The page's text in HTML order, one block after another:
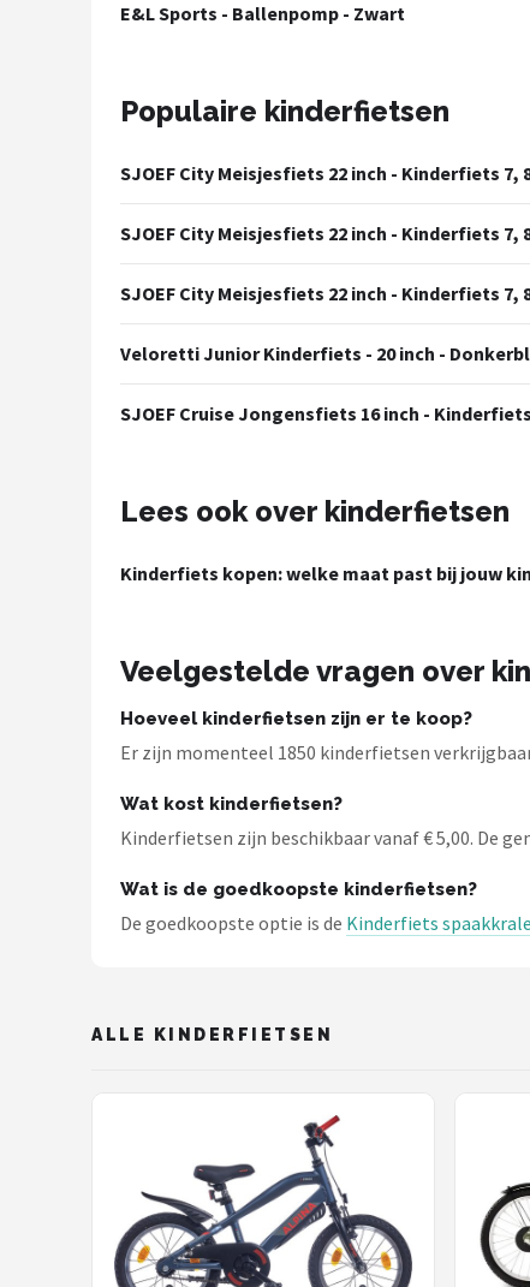
E&L Sports - Ballenpomp - Zwart
Populaire kinderfietsen
SJOEF City Meisjesfiets 22 inch - Kinderfiets
SJOEF City Meisjesfiets 22 inch - Kinderfiets
SJOEF City Meisjesfiets 22 inch - Kinderfiets
Veloretti Junior Kinderfiets - 20 inch -
SJOEF Cruise Jongensfiets 16 inch -
Lees ook over kinderfietsen
Kinderfiets kopen: welke maat past bij jouw
Veelgestelde vragen over
Hoeveel kinderfietsen zijn er te koop?
Er zijn momenteel 1850 kinderfietsen
Wat kost kinderfietsen?
Kinderfietsen zijn beschikbaar vanaf € 5,00. De
Wat is de goedkoopste kinderfietsen?
De goedkoopste optie is de Kinderfiets
ALLE KINDERFIETSEN